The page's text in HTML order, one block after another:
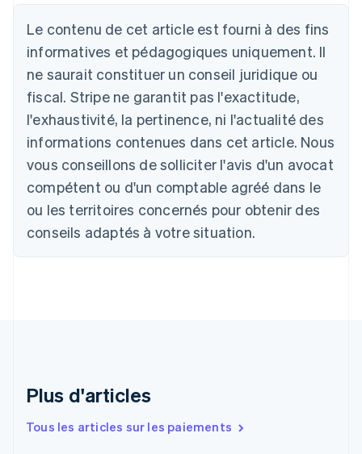
Le contenu de cet article est fourni à des fins
informatives et pédagogiques uniquement. Il
ne saurait constituer un conseil juridique ou
fiscal. Stripe ne garantit pas l'exactitude,
l'exhaustivité, la pertinence, ni l'actualité des
informations contenues dans cet article. Nous
vous conseillons de solliciter l'avis d'un avocat
compétent ou d'un comptable agréé dans le
ou les territoires concernés pour obtenir des
conseils adaptés à votre situation.
Plus d'articles
Tous les articles sur les paiements
DeutschEnglish
English
Autriche
Deutsch English
Belgique
NederlandsFrançaisDeutschEnglish
Brésil
Bulgarie
English
Canada
English Français
Chine continentale
Espagne
Estonie